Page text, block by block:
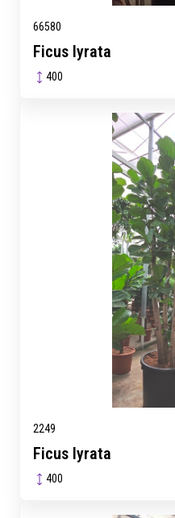
66580
Ficus lyrata
400
2249
Ficus lyrata
400